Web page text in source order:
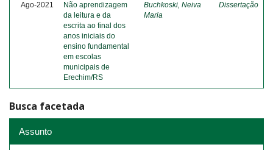
Ago-2021
Não aprendizagem
da leitura e da
escrita ao final dos
anos iniciais do
ensino fundamental
em escolas
municipais de
Erechim/RS
Buchkoski, Neiva
Maria
Dissertação
Busca facetada
Assunto